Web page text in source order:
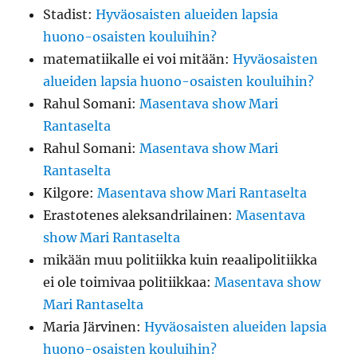
Stadist:Hyväosaisten alueiden lapsia
huono-osaisten kouluihin?
matematiikalle ei voi mitään:Hyväosaisten
alueiden lapsia huono-osaisten kouluihin?
Rahul Somani:Masentava show Mari
Rantaselta
Rahul Somani:Masentava show Mari
Rantaselta
Kilgore:Masentava show Mari Rantaselta
Erastotenes aleksandrilainen:Masentava
show Mari Rantaselta
mikään muu politiikka kuin reaalipolitiikka
ei ole toimivaa politiikkaa:Masentava show
Mari Rantaselta
Maria Järvinen:Hyväosaisten alueiden lapsia
huono-osaisten kouluihin?